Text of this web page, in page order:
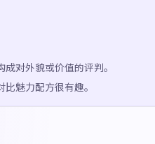
对外貌或价值的评判。
魅力配方很有趣。